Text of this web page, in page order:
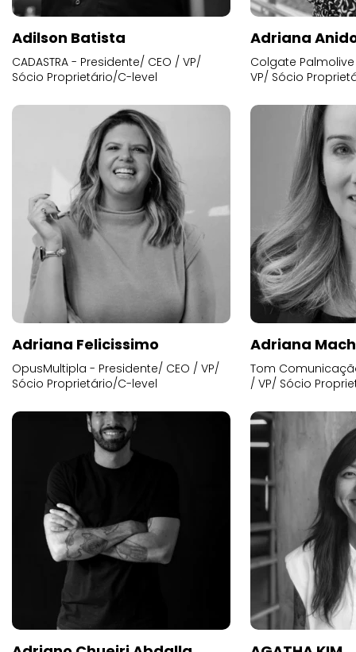
Adilson Batista
CADASTRA - Presidente/ CEO / VP/
Sócio Proprietário/C-level
Adriana
Colgate
VP/ Sócio
Adriana Felicissimo
OpusMultipla - Presidente/ CEO / VP/
Sócio Proprietário/C-level
Adriana
Tom
/ VP/ Sócio